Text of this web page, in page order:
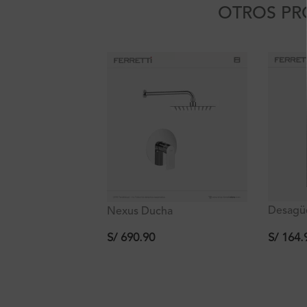
OTROS
Nexus Ducha
Cuadrada + Brazo 35cm de
S/690.90 S/